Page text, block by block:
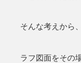
そんな考えから
ラフ図面をその